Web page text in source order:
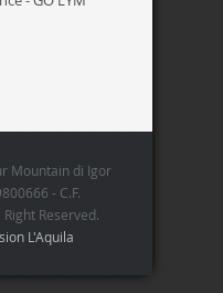
Mountain di Igor
- C.F.
Reserved.
L'Aquila